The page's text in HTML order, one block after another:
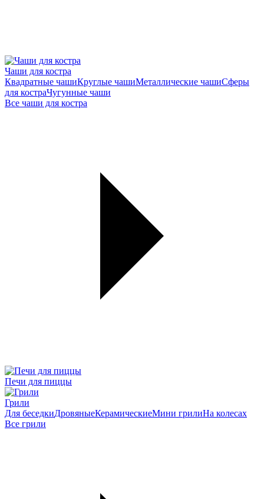
Чаши для костра
Квадратные чашиКруглые чашиМеталлические чашиСферы
для костраЧугунные чаши
Все чаши для костра
Печи для пиццы
Грили
Для беседкиДровяныеКерамическиеМини грилиНа колесах
Все грили